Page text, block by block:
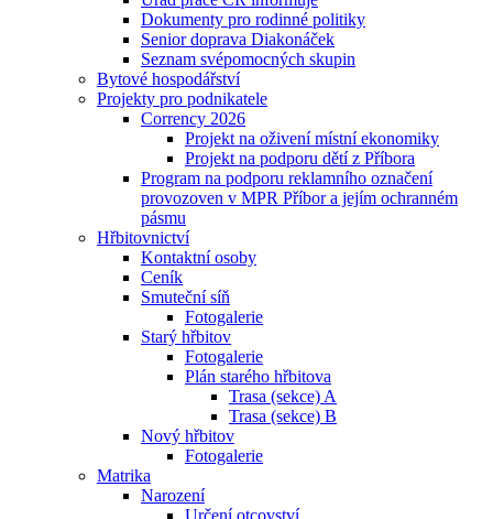
Dokumenty pro rodinné politiky
Senior doprava Diakonáček
Seznam svépomocných skupin
Bytové hospodářství
Projekty pro podnikatele
Corrency 2026
Projekt na oživení místní ekonomiky
Projekt na podporu dětí z Příbora
Program na podporu reklamního označení
provozoven v MPR Příbor a jejím ochranném
pásmu
Hřbitovnictví
Kontaktní osoby
Ceník
Smuteční síň
Fotogalerie
Starý hřbitov
Fotogalerie
Plán starého hřbitova
Trasa (sekce) A
Trasa (sekce) B
Nový hřbitov
Fotogalerie
Matrika
Narození
Určení otcovství